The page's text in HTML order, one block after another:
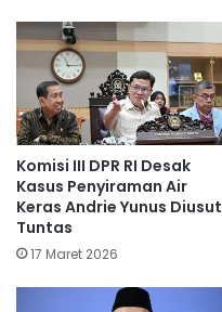
Komisi III DPR RI Desak
Kasus Penyiraman Air
Keras Andrie Yunus Diusut
Tuntas
17 Maret 2026